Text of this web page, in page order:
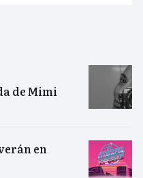
de Mimi
en